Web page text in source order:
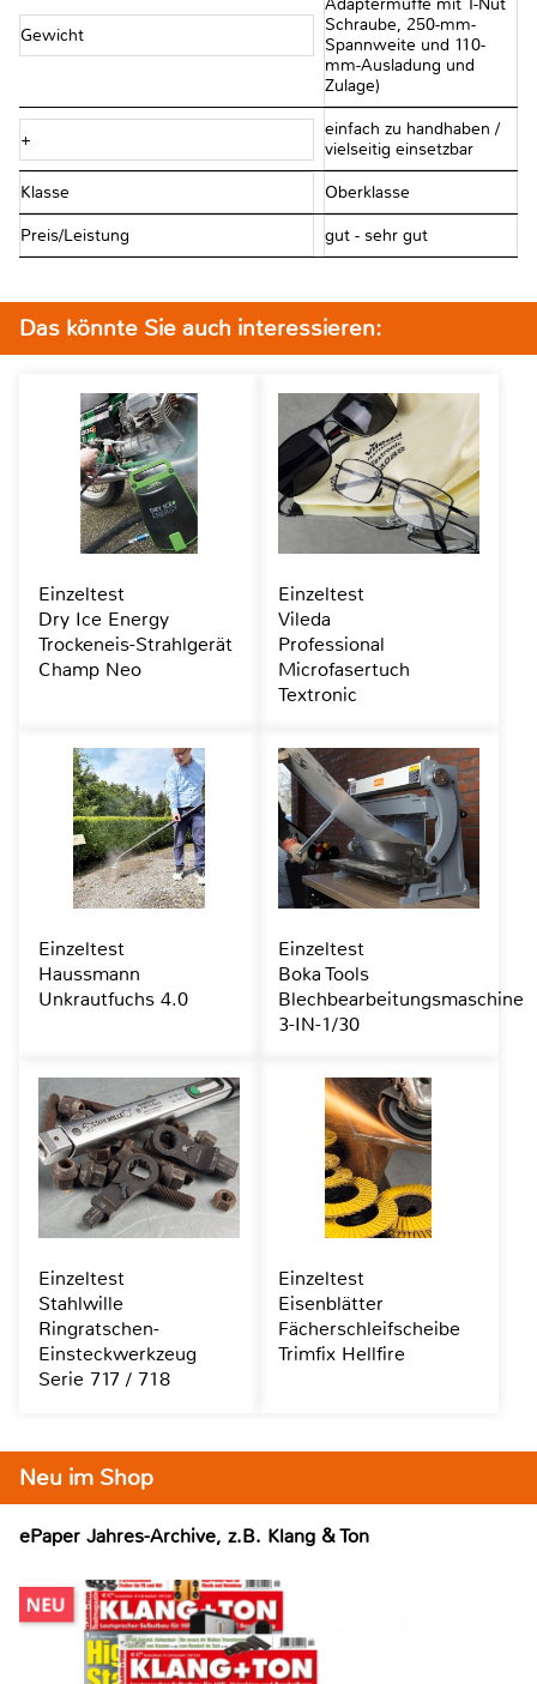
Gewicht
Adaptermuffe mit T-Nut
Schraube, 250-mm-
Spannweite und 110-
mm-Ausladung und
Zulage)
+
einfach zu handhaben /
vielseitig einsetzbar
Klasse Oberklasse
Preis/Leistung gut - sehr gut
Neu im Shop
ePaper Jahres-Archive, z.B. Klang & Ton
Das könnte Sie auch interessieren:
Einzeltest
Dry Ice Energy
Trockeneis-Strahlgerät
Champ Neo
Einzeltest
Vileda
Professional
Microfasertuch
Textronic
Einzeltest
Haussmann
Unkrautfuchs 4.0
Einzeltest
Boka Tools
Blechbearbeitungsmaschine
3-IN-1/30
Einzeltest
Stahlwille
Ringratschen-
Einsteckwerkzeug
Serie 717 / 718
Einzeltest
Eisenblätter
Fächerschleifscheibe
Trimfix Hellfire